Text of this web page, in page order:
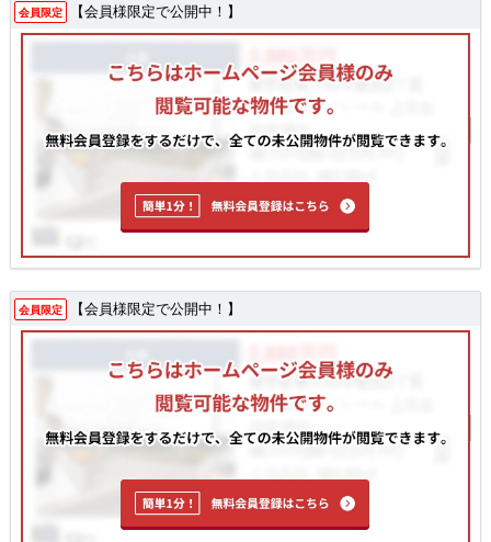
会員限定 【会員様限定で公開中！】
会員限定 【会員様限定で公開中！】